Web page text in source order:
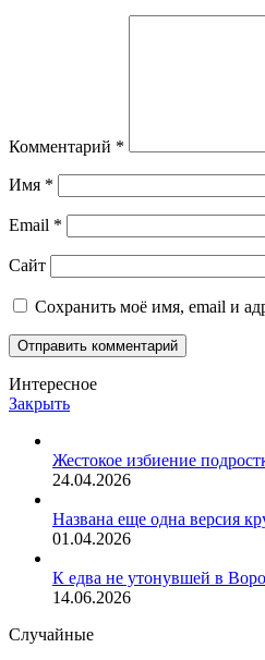
Комментарий *
Имя *
Email *
Сайт
Сохранить моё имя, email и
Интересное
Закрыть
Жестокое избиение
24.04.2026
Названа еще одна версия
01.04.2026
К едва не утонувшей в
14.06.2026
Случайные